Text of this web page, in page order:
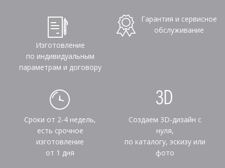
Изготовление
по индивидуальным
параметрам и договору
Гарантия и сервисное
обслуживание
Сроки от 2-4 недель,
есть срочное
изготовление
от 1 дня
Создаем 3D-дизайн с
нуля,
по каталогу, эскизу или
фото